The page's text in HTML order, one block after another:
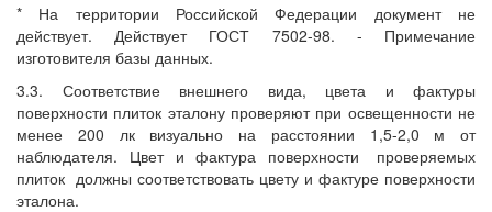
* На территории Российской Федерации документ не
действует. Действует ГОСТ 7502-98. - Примечание
изготовителя базы данных.
3.3. Соответствие внешнего вида, цвета и фактуры
поверхности плиток эталону проверяют при освещенности не
менее 200 лк визуально на расстоянии 1,5-2,0 м от
наблюдателя. Цвет и фактура поверхности
проверяемых
плиток должны соответствовать цвету и фактуре поверхности
эталона.